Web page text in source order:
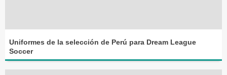
Uniformes de la selección de Perú para Dream League
Soccer